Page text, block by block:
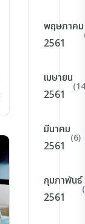
พฤษภาคม
2561
เมษายน
2561
มีนาคม
2561
(6)
กุมภาพันธ์
2561